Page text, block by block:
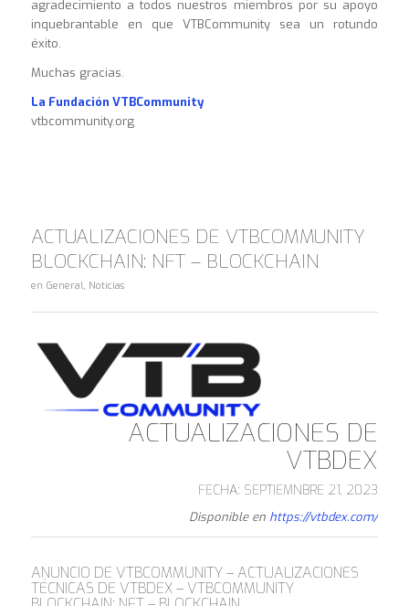
agradecimiento a todos nuestros miembros por su apoyo
inquebrantable en que VTBCommunity sea un rotundo
éxito.
Muchas gracias.
La Fundación VTBCommunity
vtbcommunity.org
ACTUALIZACIONES DE VTBCOMMUNITY
BLOCKCHAIN: NFT – BLOCKCHAIN
en General, Noticias
ACTUALIZACIONES DE
VTBDEX
FECHA: SEPTIEMNBRE 21, 2023
Disponible en https://vtbdex.com/
ANUNCIO DE VTBCOMMUNITY – ACTUALIZACIONES
TÉCNICAS DE VTBDEX – VTBCOMMUNITY